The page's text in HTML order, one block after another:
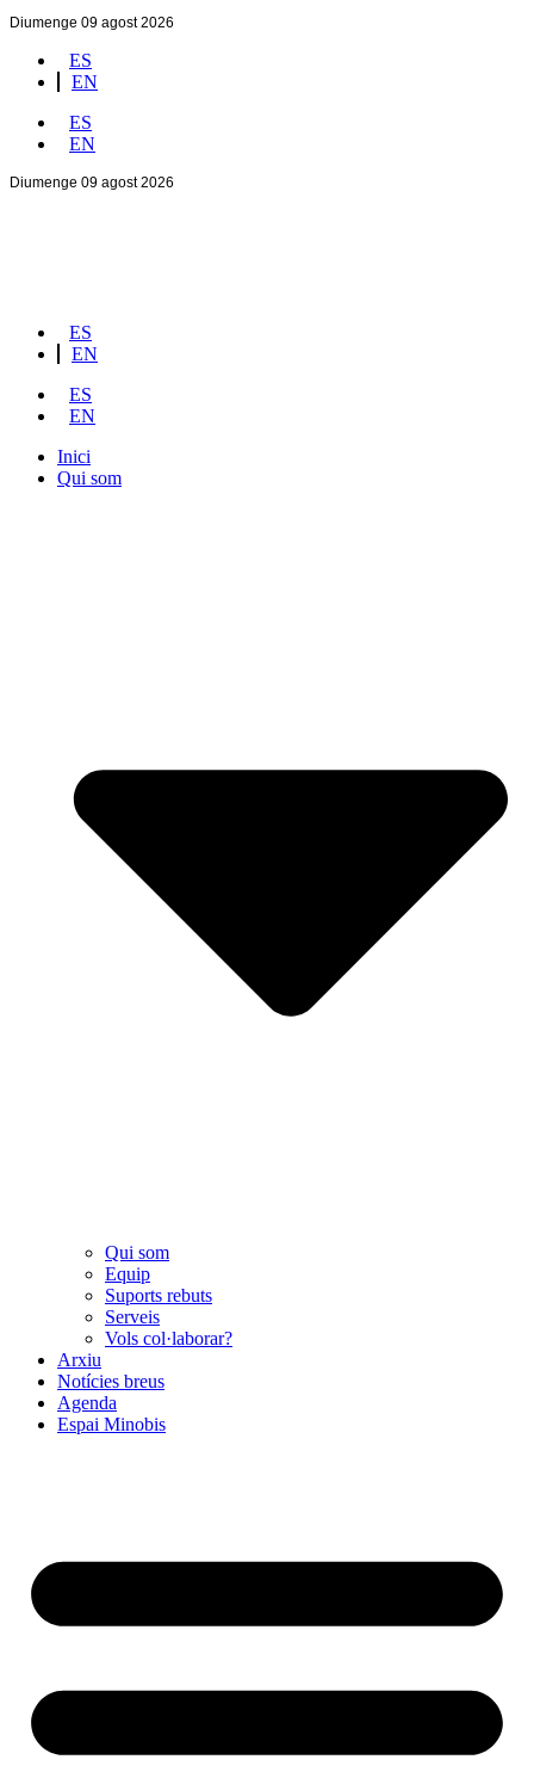
Diumenge 09 agost 2026
ES
EN
ES
EN
Diumenge 09 agost 2026
ES
EN
ES
EN
Inici
Qui som
Qui som
Equip
Suports rebuts
Serveis
Vols col·laborar?
Arxiu
Notícies breus
Agenda
Espai Minobis